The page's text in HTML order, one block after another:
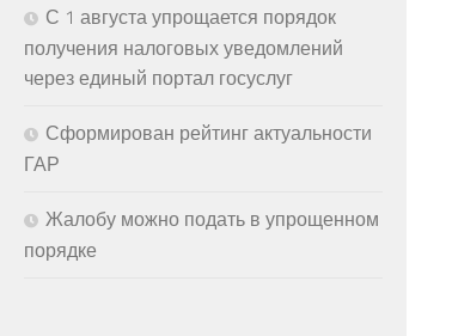
С 1 августа упрощается порядок
получения налоговых уведомлений
через единый портал госуслуг
Сформирован рейтинг актуальности
ГАР
Жалобу можно подать в упрощенном
порядке